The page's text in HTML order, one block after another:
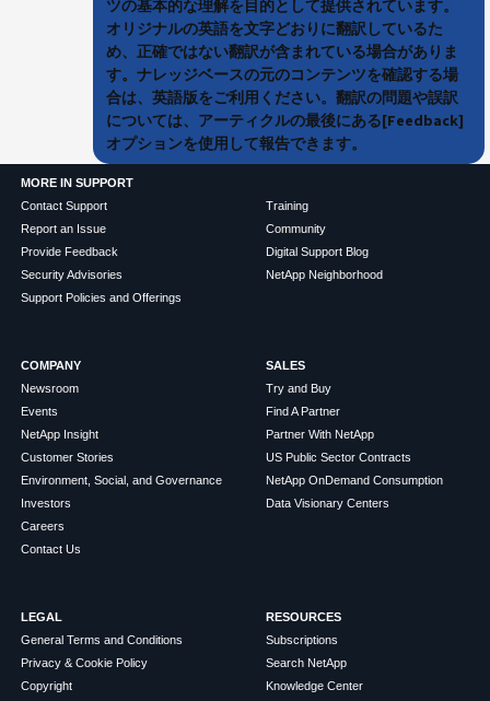
ツの基本的な理解を目的として提供されています。
オリジナルの英語を文字どおりに翻訳しているた
め、正確ではない翻訳が含まれている場合がありま
す。ナレッジベースの元のコンテンツを確認する場
合は、英語版をご利用ください。翻訳の問題や誤訳
については、アーティクルの最後にある[Feedback]
オプションを使用して報告できます。
MORE IN SUPPORT
Contact Support
Report an Issue
Provide Feedback
Security Advisories
Support Policies and Offerings
Training
Community
Digital Support Blog
NetApp Neighborhood
COMPANY
Newsroom
Events
NetApp Insight
Customer Stories
Environment, Social, and Governance
Investors
Careers
Contact Us
SALES
Try and Buy
Find A Partner
Partner With NetApp
US Public Sector Contracts
NetApp OnDemand Consumption
Data Visionary Centers
LEGAL
General Terms and Conditions
Privacy & Cookie Policy
Copyright
RESOURCES
Subscriptions
Search NetApp
Knowledge Center